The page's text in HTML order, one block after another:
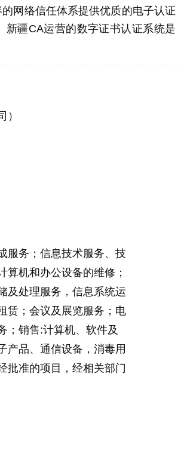
网络信任体系提供优质的电子认证
新疆CA运营的数字证书认证系统是
）
服务；信息技术服务、技
算机和办公设备的维修；
及处理服务，信息系统运
赁；会议及展览服务；电
；销售:计算机、软件及
产品、通信设备，消毒用
批准的项目，经相关部门